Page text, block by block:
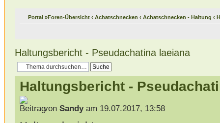
Portal»Foren-Übersicht ‹ Achatschnecken ‹ Achatschnecken - Haltung ‹
Haltungsbericht - Pseudachatina laeiana
Haltungsbericht -
von Sandyam 19.07.2017, 13:58